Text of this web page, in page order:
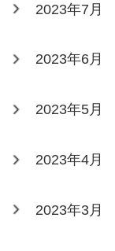
2023年7月
2023年6月
2023年5月
2023年4月
2023年3月